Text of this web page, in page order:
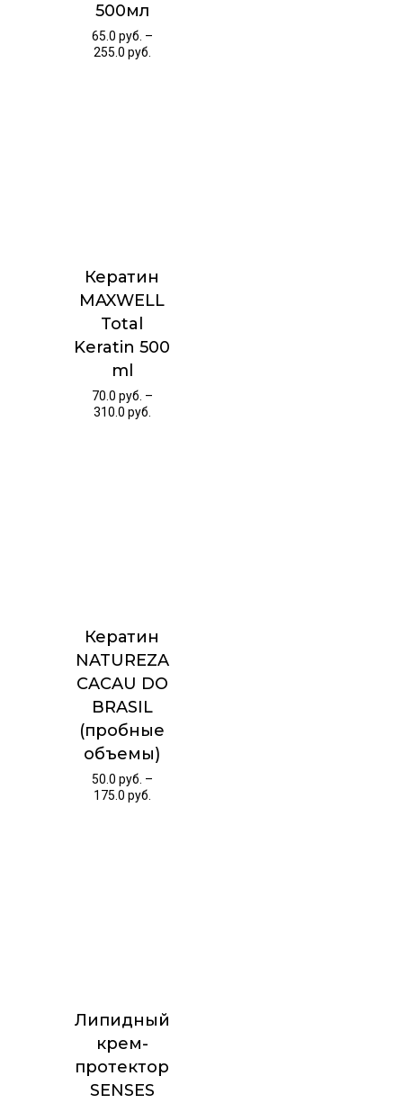
500мл
65.0 руб. –
255.0 руб.
Кератин
MAXWELL
Total
Keratin 500
ml
70.0 руб. –
310.0 руб.
Кератин
NATUREZA
CACAU DO
BRASIL
(пробные
объемы)
50.0 руб. –
175.0 руб.
Липидный
крем-
протектор
SENSES